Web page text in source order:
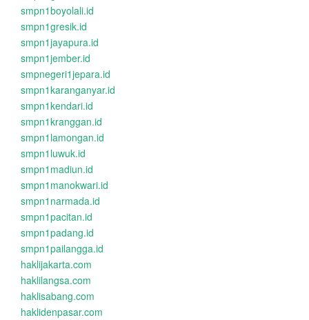
smpn1boyolali.id
smpn1gresik.id
smpn1jayapura.id
smpn1jember.id
smpnegeri1jepara.id
smpn1karanganyar.id
smpn1kendari.id
smpn1kranggan.id
smpn1lamongan.id
smpn1luwuk.id
smpn1madiun.id
smpn1manokwari.id
smpn1narmada.id
smpn1pacitan.id
smpn1padang.id
smpn1pailangga.id
haklijakarta.com
haklilangsa.com
haklisabang.com
haklidenpasar.com